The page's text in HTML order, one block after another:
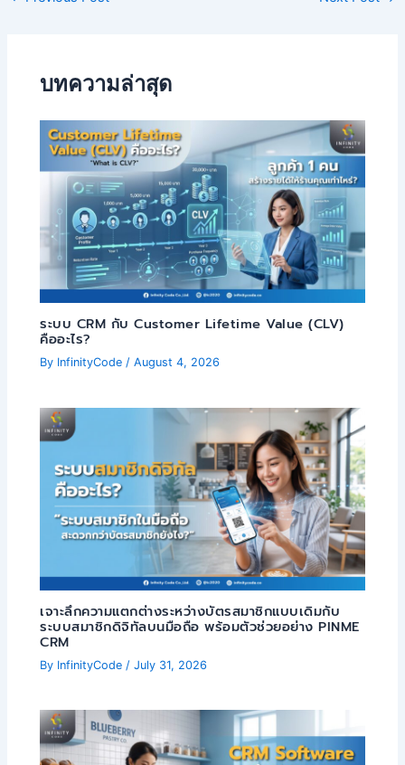
บทความล่าสุด
ระบบ CRM กับ Customer Lifetime Value (CLV)
คืออะไร?
By InfinityCode/August 4, 2026
เจาะลึกความแตกต่างระหว่างบัตรสมาชิกแบบเดิมกับ
ระบบสมาชิกดิจิทัลบนมือถือ พร้อมตัวช่วยอย่าง PINME
CRM
By InfinityCode /July 31, 2026